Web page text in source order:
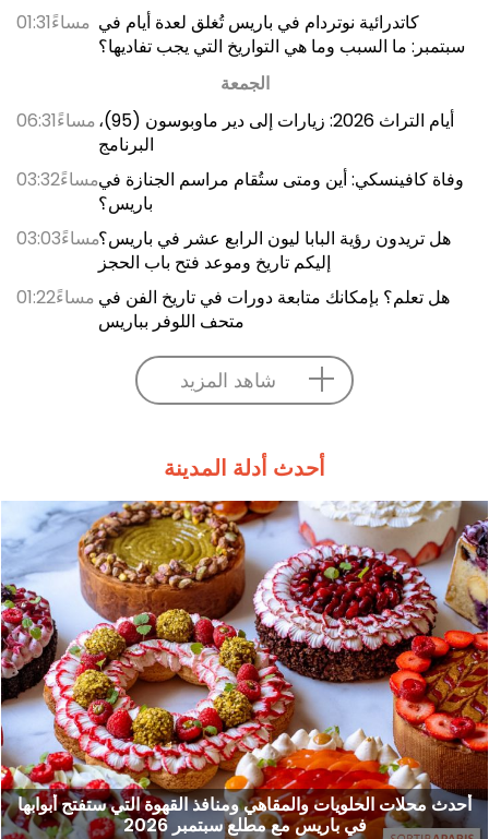
01:31مساءً كاتدرائية نوتردام في باريس تُغلق لعدة أيام في
سبتمبر: ما السبب وما هي التواريخ التي يجب تفاديها؟
الجمعة
06:31مساءًأيام التراث 2026: زيارات إلى دير ماوبوسون (95)،
البرنامج
03:32مساءًوفاة كافينسكي: أين ومتى ستُقام مراسم الجنازة في
باريس؟
03:03مساءًهل تريدون رؤية البابا ليون الرابع عشر في باريس؟
إليكم تاريخ وموعد فتح باب الحجز
01:22مساءً هل تعلم؟ بإمكانك متابعة دورات في تاريخ الفن في
متحف اللوفر بباريس
شاهد المزيد
أحدث أدلة المدينة
أحدث محلات الحلويات والمقاهي ومنافذ القهوة التي ستفتح أبوابها
في باريس مع مطلع سبتمبر 2026